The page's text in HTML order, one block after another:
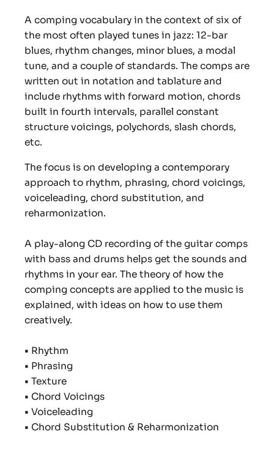
A comping vocabulary in the context of six of
the most often played tunes in jazz: 12-bar
blues, rhythm changes, minor blues, a modal
tune, and a couple of standards. The comps are
written out in notation and tablature and
include rhythms with forward motion, chords
built in fourth intervals, parallel constant
structure voicings, polychords, slash chords,
etc.
The focus is on developing a contemporary
approach to rhythm, phrasing, chord voicings,
voiceleading, chord substitution, and
reharmonization.
A play-along CD recording of the guitar comps
with bass and drums helps get the sounds and
rhythms in your ear. The theory of how the
comping concepts are applied to the music is
explained, with ideas on how to use them
creatively.
• Rhythm
• Phrasing
• Texture
• Chord Voicings
• Voiceleading
• Chord Substitution & Reharmonization